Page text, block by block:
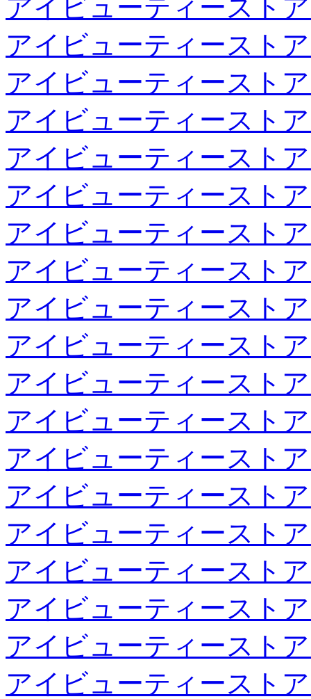
アイビューティースト
アイビューティースト
アイビューティースト
アイビューティースト
アイビューティースト
アイビューティースト
アイビューティースト
アイビューティースト
アイビューティースト
アイビューティースト
アイビューティースト
アイビューティースト
アイビューティースト
アイビューティースト
アイビューティースト
アイビューティースト
アイビューティースト
アイビューティースト
アイビューティースト